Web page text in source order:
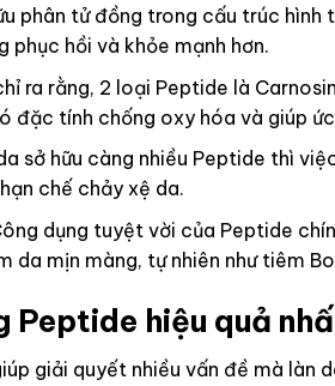
phân tử đồng trong cấu trúc
phục hồi và khỏe mạnh hơn.
ra rằng, 2 loại Peptide là
đặc tính chống oxy hóa và giúp
sở hữu càng nhiều Peptide thì
chế chảy xệ da.
dụng tuyệt vời của Peptide
da mịn màng, tự nhiên như tiêm
Peptide hiệu quả
giải quyết nhiều vấn đề mà